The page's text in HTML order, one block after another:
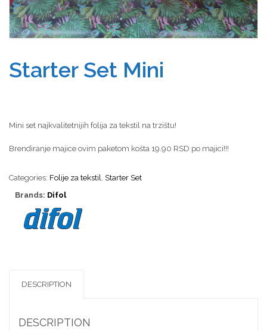
Starter Set Mini
Mini set najkvalitetnijih folija za tekstil na trzištu!
Brendiranje majice ovim paketom košta 19.90 RSD po majici!!!
Categories: Folije za tekstil
Starter Set
Brands: Difol
DESCRIPTION
DESCRIPTION